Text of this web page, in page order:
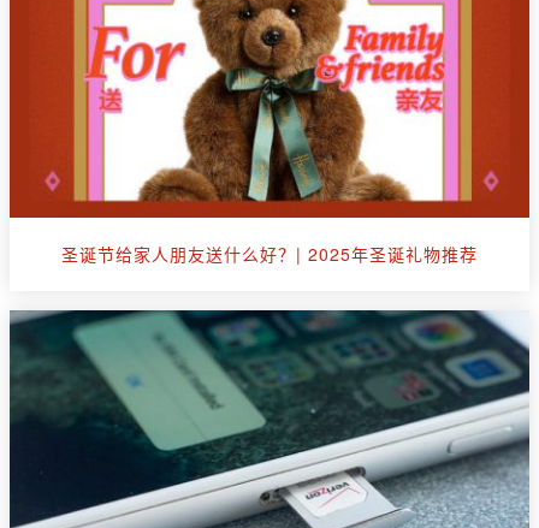
圣诞节给家人朋友送什么好？| 2025年圣诞礼物推荐